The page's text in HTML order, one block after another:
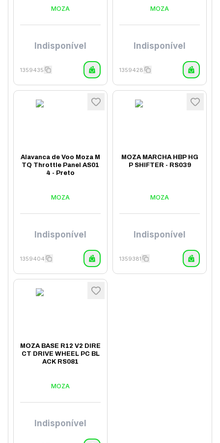
MOZA
Indisponível
1359435
MOZA
Indisponível
1359428
Alavanca de Voo Moza M
TQ Throttle Panel AS01
4 - Preto
MOZA
Indisponível
1359404
MOZA MARCHA HBP HG
P SHIFTER - RS039
MOZA
Indisponível
1359381
MOZA BASE R12 V2 DIRE
CT DRIVE WHEEL PC BL
ACK RS081
MOZA
Indisponível